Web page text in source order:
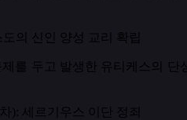
도의 신인 양성 교리 확립
제를 두고 발생한 유티케스의
): 세르기우스 이단 정죄